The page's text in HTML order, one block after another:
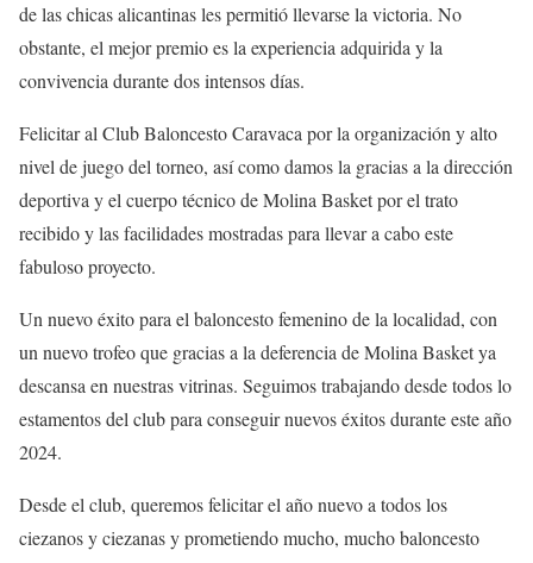
de las chicas alicantinas les permitió llevarse la victoria. No
obstante, el mejor premio es la experiencia adquirida y la
convivencia durante dos intensos días.
Felicitar al Club Baloncesto Caravaca por la organización y alto
nivel de juego del torneo, así como damos la gracias a la dirección
deportiva y el cuerpo técnico de Molina Basket por el trato
recibido y las facilidades mostradas para llevar a cabo este
fabuloso proyecto.
Un nuevo éxito para el baloncesto femenino de la localidad, con
un nuevo trofeo que gracias a la deferencia de Molina Basket ya
descansa en nuestras vitrinas. Seguimos trabajando desde todos lo
estamentos del club para conseguir nuevos éxitos durante este año
2024.
Desde el club, queremos felicitar el año nuevo a todos los
ciezanos y ciezanas y prometiendo mucho, mucho baloncesto